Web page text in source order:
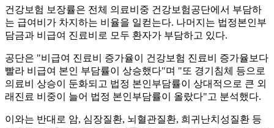
건강보험 보장률은 전체 의료비중 건강보험공단에서 부담하
는 급여비가 차지하는 비율을 일컫는다. 나머지는 법정본인부
담금과 비급여 진료비로 모두 환자가 부담하고 있다.
공단은 "비급여 진료비 증가율이 건강보험 진료비 증가율보다
빨라 비급여 본인 부담률이 상승했다"며 "또 경기침체 등으로
의료비 상승이 둔화되고 법정 본인부담률이 상대적으로 큰 외
래진료 비중이 늘어 법정 본인부담률이 올랐다"고 분석했다.
이와는 반대로 암, 심장질환, 뇌혈관질환, 희귀난치성질환 등